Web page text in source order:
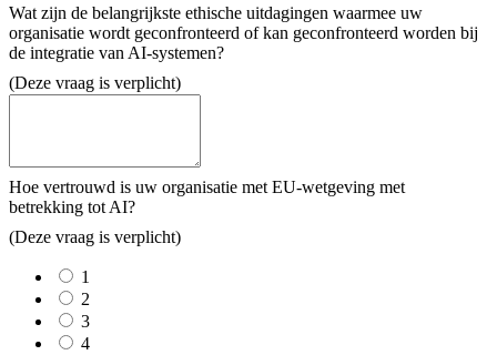
Wat zijn de belangrijkste ethische uitdagingen waarmee uw
organisatie wordt geconfronteerd of kan geconfronteerd worden bij
de integratie van AI-systemen?
(Deze vraag is verplicht)
Hoe vertrouwd is uw organisatie met EU-wetgeving met
betrekking tot AI?
(Deze vraag is verplicht)
1
2
3
4